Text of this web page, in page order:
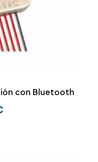
con Bluetooth